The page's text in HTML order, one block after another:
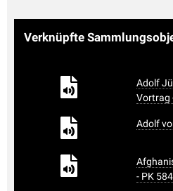
Verknüpfte
Adolf
Vortrag
Adolf
- PK 584